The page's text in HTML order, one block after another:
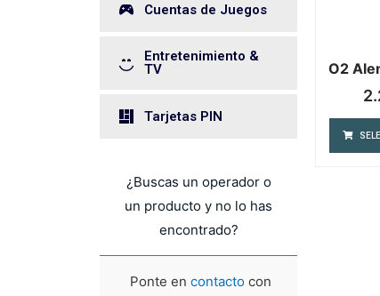
Cuentas de Juegos
Entretenimiento &
TV
Tarjetas PIN
¿Buscas un operador o
un producto y no lo has
encontrado?
Ponte en contactocon
O2